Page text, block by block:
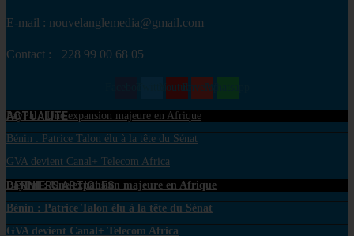
E-mail : nouvelanglemedia@gmail.com
Contact : +228 99 00 68 05
TwitterYoutubeEnvelopeWhatsapp
ACTUALITE
PayPal : Une expansion majeure en Afrique
Bénin : Patrice Talon élu à la tête du Sénat
GVA devient Canal+ Telecom Africa
DERNIERS ARTICLES
PayPal : Une expansion majeure en Afrique
Bénin : Patrice Talon élu à la tête du Sénat
GVA devient Canal+ Telecom Africa